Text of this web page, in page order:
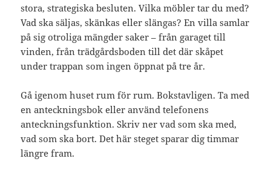
stora, strategiska besluten. Vilka möbler tar du med?
Vad ska säljas, skänkas eller slängas? En villa samlar
på sig otroliga mängder saker – från garaget till
vinden, från trädgårdsboden till det där skåpet
under trappan som ingen öppnat på tre år.
Gå igenom huset rum för rum. Bokstavligen. Ta med
en anteckningsbok eller använd telefonens
anteckningsfunktion. Skriv ner vad som ska med,
vad som ska bort. Det här steget sparar dig timmar
längre fram.